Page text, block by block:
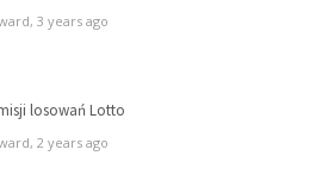
3 years ago
losowań Lotto
2 years ago